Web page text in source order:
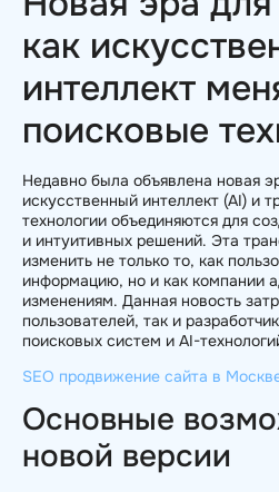
как
интеллект
поисковые
Недавно была объявлена новая
искусственный интеллект (AI) и
технологии объединяются для
и интуитивных решений. Эта
изменить не только то, как
информацию, но и как компании
изменениям. Данная новость
пользователей, так и
поисковых систем и AI-
SEO продвижение сайта в
Основные
новой версии